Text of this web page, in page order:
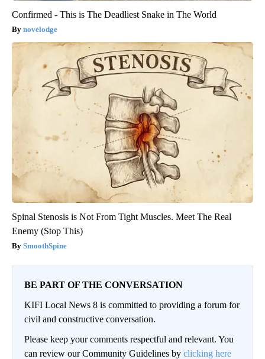
Confirmed - This is The Deadliest Snake in The World
novelodge
Spinal Stenosis is Not From Tight Muscles. Meet The Real
Enemy (Stop This)
SmoothSpine
BE PART OF THE CONVERSATION
KIFI Local News 8 is committed to providing a forum for
civil and constructive conversation.
Please keep your comments respectful and relevant. You
can review our Community Guidelines by clicking here